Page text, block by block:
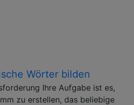
Wörter bilden
Ihre Aufgabe ist es,
zu erstellen, das beliebige